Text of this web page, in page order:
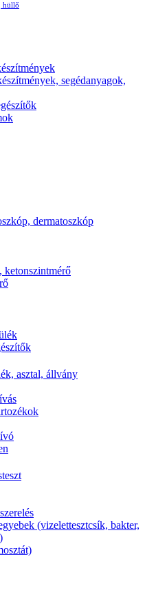
hüllő
segédanyagok,
dermatoszkóp
ketonszintmérő
asztal, állvány
(vizelettesztcsík, bakter,